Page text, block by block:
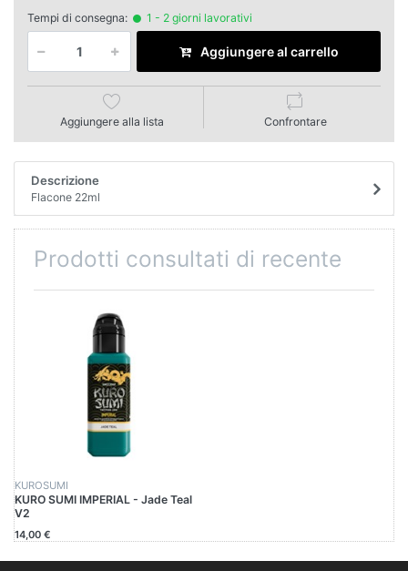
Tempi di consegna: 1 - 2 giorni lavorativi
Aggiungere al carrello
Aggiungere alla lista Confrontare
Descrizione
Flacone 22ml
Prodotti consultati di recente
KUROSUMI
KURO SUMI IMPERIAL - Jade Teal
V2
14,00 €